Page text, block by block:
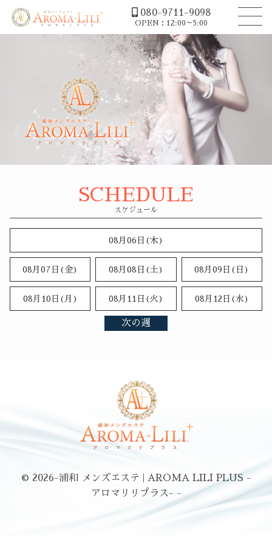
080-9711-9098
OPEN：12:00～5:00
SCHEDULE
08月06日(木)
08月07日(金) 08月08日(土) 08月09日( 日 )
08月10日(月) 08月11日(火) 08月12日(水)
次の週
© 2026-浦和 メンズエステ | AROMA LILI PLUS -
アロマリリプラス- -